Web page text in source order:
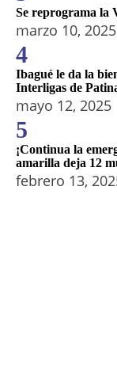
Se reprograma la
marzo 10, 2025
4
Ibagué le da la
Interligas de
mayo 12, 2025
5
¡Continua la
amarilla deja 12
febrero 13,